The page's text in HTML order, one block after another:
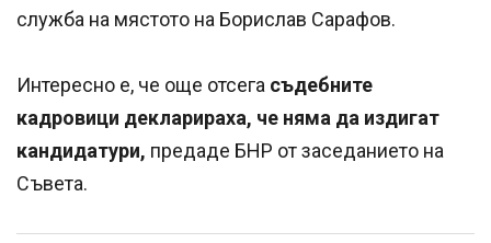
служба на мястото на Борислав Сарафов.
Интересно е, че още отсега съдебните
кадровици декларираха, че няма да издигат
кандидатури, предаде БНР от заседанието на
Съвета.